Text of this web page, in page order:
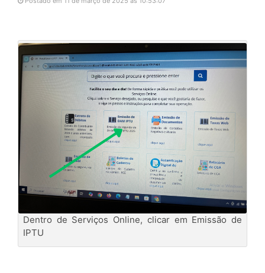
Dentro de Serviços Online, clicar em Emissão de
IPTU